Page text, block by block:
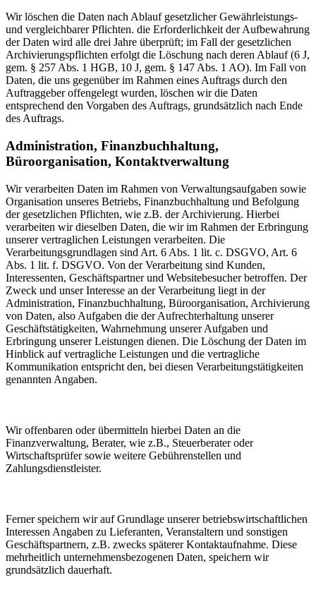
Wir löschen die Daten nach Ablauf gesetzlicher Gewährleistungs-
und vergleichbarer Pflichten. die Erforderlichkeit der Aufbewahrung
der Daten wird alle drei Jahre überprüft; im Fall der gesetzlichen
Archivierungspflichten erfolgt die Löschung nach deren Ablauf (6 J,
gem. § 257 Abs. 1 HGB, 10 J, gem. § 147 Abs. 1 AO). Im Fall von
Daten, die uns gegenüber im Rahmen eines Auftrags durch den
Auftraggeber offengelegt wurden, löschen wir die Daten
entsprechend den Vorgaben des Auftrags, grundsätzlich nach Ende
des Auftrags.
Administration, Finanzbuchhaltung,
Büroorganisation, Kontaktverwaltung
Wir verarbeiten Daten im Rahmen von Verwaltungsaufgaben sowie
Organisation unseres Betriebs, Finanzbuchhaltung und Befolgung
der gesetzlichen Pflichten, wie z.B. der Archivierung. Hierbei
verarbeiten wir dieselben Daten, die wir im Rahmen der Erbringung
unserer vertraglichen Leistungen verarbeiten. Die
Verarbeitungsgrundlagen sind Art. 6 Abs. 1 lit. c. DSGVO, Art. 6
Abs. 1 lit. f. DSGVO. Von der Verarbeitung sind Kunden,
Interessenten, Geschäftspartner und Websitebesucher betroffen. Der
Zweck und unser Interesse an der Verarbeitung liegt in der
Administration, Finanzbuchhaltung, Büroorganisation, Archivierung
von Daten, also Aufgaben die der Aufrechterhaltung unserer
Geschäftstätigkeiten, Wahrnehmung unserer Aufgaben und
Erbringung unserer Leistungen dienen. Die Löschung der Daten im
Hinblick auf vertragliche Leistungen und die vertragliche
Kommunikation entspricht den, bei diesen Verarbeitungstätigkeiten
genannten Angaben.
Wir offenbaren oder übermitteln hierbei Daten an die
Finanzverwaltung, Berater, wie z.B., Steuerberater oder
Wirtschaftsprüfer sowie weitere Gebührenstellen und
Zahlungsdienstleister.
Ferner speichern wir auf Grundlage unserer betriebswirtschaftlichen
Interessen Angaben zu Lieferanten, Veranstaltern und sonstigen
Geschäftspartnern, z.B. zwecks späterer Kontaktaufnahme. Diese
mehrheitlich unternehmensbezogenen Daten, speichern wir
grundsätzlich dauerhaft.